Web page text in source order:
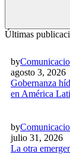
Últimas
by
agosto 3, 2026
Gobernanza
en América
by
julio 31, 2026
La otra